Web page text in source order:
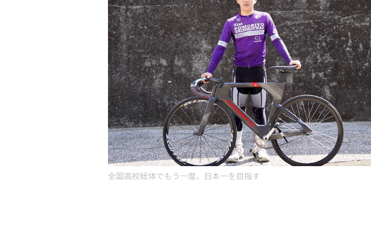
全国高校総体でもう一度、日本一を目指す